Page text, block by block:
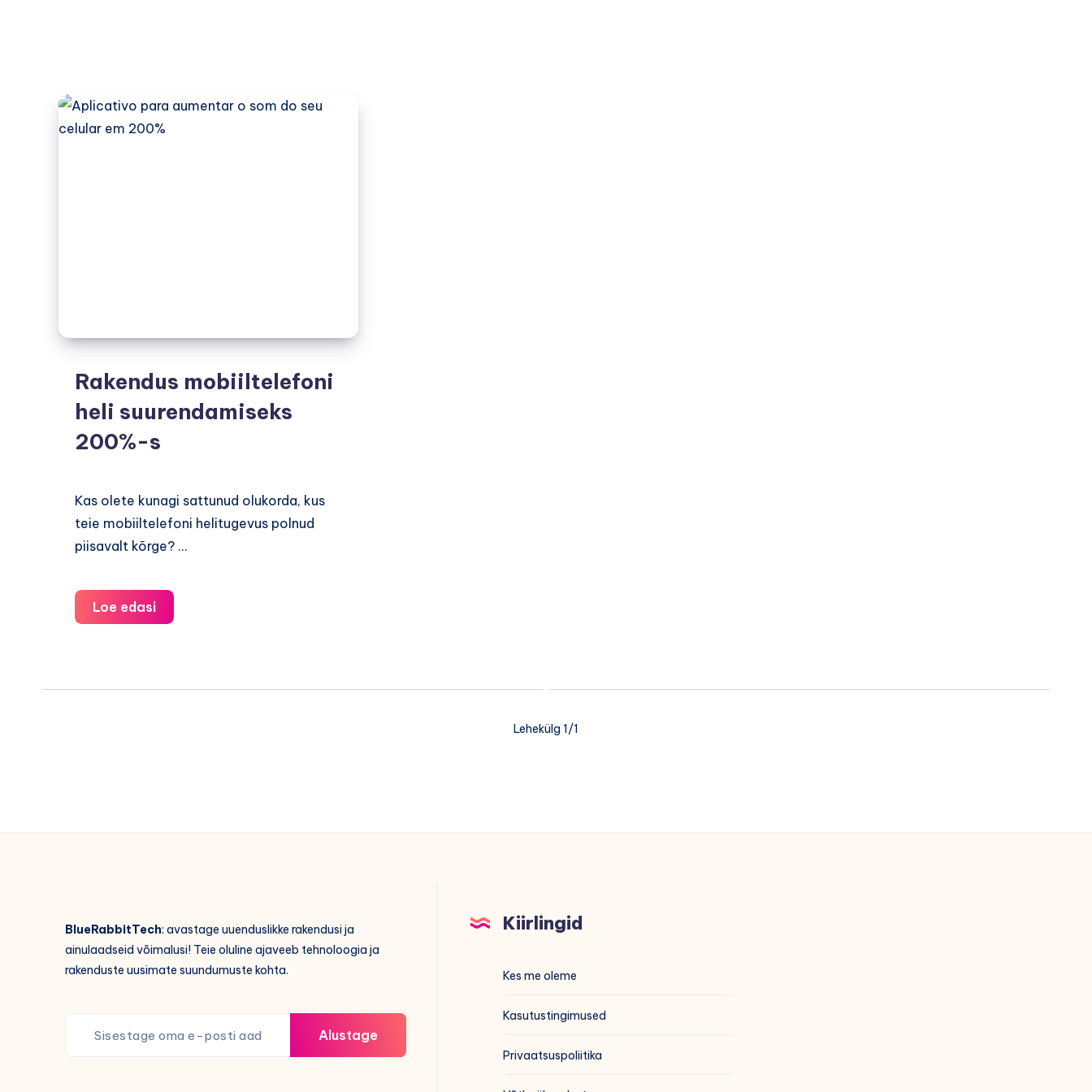
Rakendus mobiiltelefoni
heli suurendamiseks
200%-s
Kas olete kunagi sattunud olukorda, kus
teie mobiiltelefoni helitugevus polnud
piisavalt kõrge? ...
Loe edasiRakendus
mobiiltelefoni
Lehekülg 1/1
BlueRabbitTech: avastage uuenduslikke rakendusi ja
ainulaadseid võimalusi! Teie oluline ajaveeb tehnoloogia ja
rakenduste uusimate suundumuste kohta.
Alustage
Kiirlingid
Kes me oleme
Kasutustingimused
Privaatsuspoliitika